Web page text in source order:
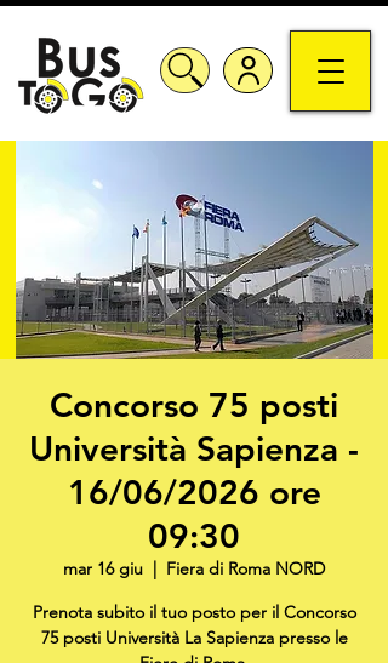
Concorso 75 posti
Università Sapienza -
16/06/2026 ore
09:30
mar 16 giu
  |
Fiera di Roma NORD
Prenota subito il tuo posto per il Concorso
75 posti Università La Sapienza presso le